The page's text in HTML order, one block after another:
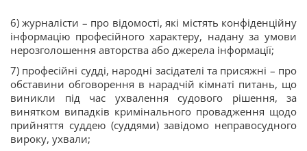
6) журналісти – про відомості, які містять конфіденційну
інформацію професійного характеру, надану за умови
нерозголошення авторства або джерела інформації;
7) професійні судді, народні засідателі та присяжні – про
обставини обговорення в нарадчій кімнаті питань, що
виникли під час ухвалення судового рішення, за
винятком випадків кримінального провадження щодо
прийняття суддею (суддями) завідомо неправосудного
вироку, ухвали;